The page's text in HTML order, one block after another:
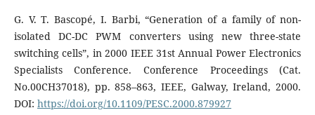
G. V. T. Bascopé, I. Barbi, “Generation of a family of non-
isolated DC-DC PWM converters using new three-state
switching cells”, in 2000 IEEE 31st Annual Power Electronics
Specialists Conference. Conference Proceedings (Cat.
No.00CH37018), pp. 858–863, IEEE, Galway, Ireland, 2000.
DOI: https://doi.org/10.1109/PESC.2000.879927